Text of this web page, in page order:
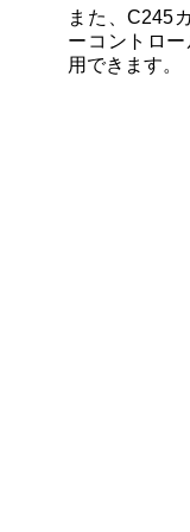
また、C245
ーコントロ
用できます。